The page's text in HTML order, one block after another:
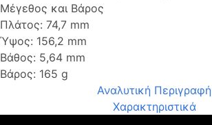
Μέγεθος και Βάρος
Πλάτος: 74,7 mm
Ύψος: 156,2 mm
Βάθος: 5,64 mm
Βάρος: 165 g
Αναλυτική Περιγραφή
Χαρακτηριστικά